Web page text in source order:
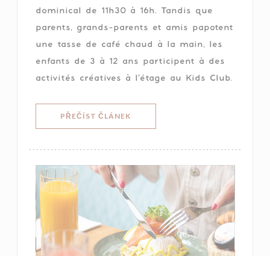
dominical de 11h30 à 16h. Tandis que
parents, grands-parents et amis papotent
une tasse de café chaud à la main, les
enfants de 3 à 12 ans participent à des
activités créatives à l’étage au Kids Club.
PŘEČÍST ČLÁNEK